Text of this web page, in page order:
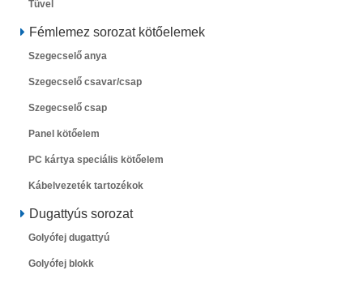
Tűvel
Fémlemez sorozat kötőelemek
Szegecselő anya
Szegecselő csavar/csap
Szegecselő csap
Panel kötőelem
PC kártya speciális kötőelem
Kábelvezeték tartozékok
Dugattyús sorozat
Golyófej dugattyú
Golyófej blokk